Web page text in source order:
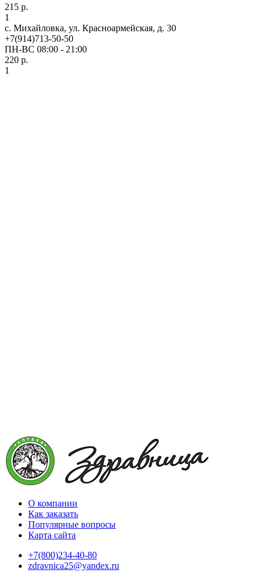
215 р.
1
с. Михайловка, ул. Красноармейская, д. 30
+7(914)713-50-50
ПН-ВС 08:00 - 21:00
220 р.
1
О компании
Как заказать
Популярные вопросы
Карта сайта
+7(800)234-40-80
zdravnica25@yandex.ru